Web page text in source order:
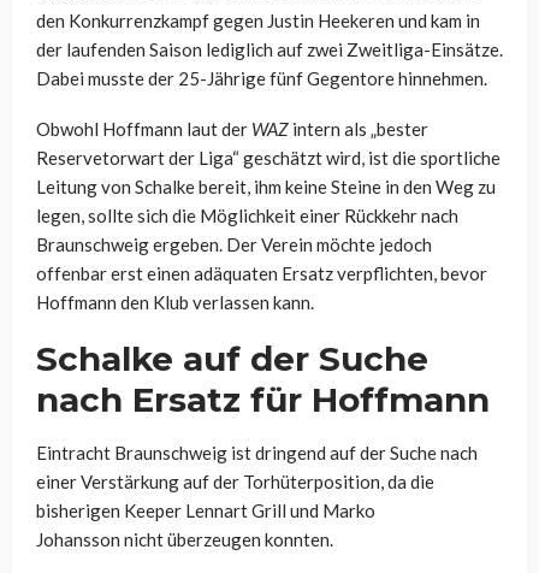
den Konkurrenzkampf gegen Justin Heekeren und kam in
der laufenden Saison lediglich auf zwei Zweitliga-Einsätze.
Dabei musste der 25-Jährige fünf Gegentore hinnehmen.
Obwohl Hoffmann laut der WAZ intern als „bester
Reservetorwart der Liga“ geschätzt wird, ist die sportliche
Leitung von Schalke bereit, ihm keine Steine in den Weg zu
legen, sollte sich die Möglichkeit einer Rückkehr nach
Braunschweig ergeben. Der Verein möchte jedoch
offenbar erst einen adäquaten Ersatz verpflichten, bevor
Hoffmann den Klub verlassen kann.
Schalke auf der Suche
nach Ersatz für Hoffmann
Eintracht Braunschweig ist dringend auf der Suche nach
einer Verstärkung auf der Torhüterposition, da die
bisherigen Keeper Lennart Grill und Marko
Johansson nicht überzeugen konnten.